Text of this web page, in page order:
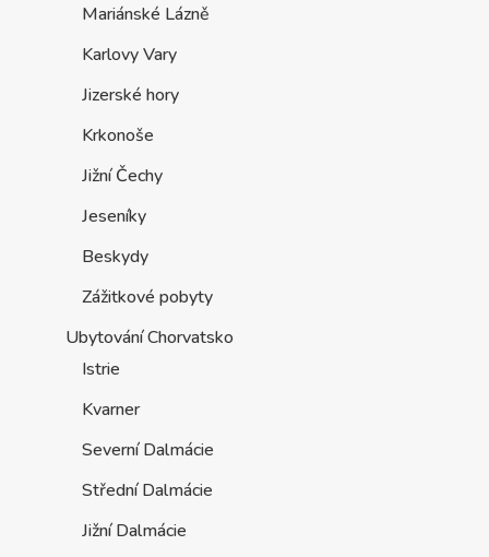
Mariánské Lázně
Karlovy Vary
Jizerské hory
Krkonoše
Jižní Čechy
Jeseníky
Beskydy
Zážitkové pobyty
Ubytování Chorvatsko
Istrie
Kvarner
Severní Dalmácie
Střední Dalmácie
Jižní Dalmácie